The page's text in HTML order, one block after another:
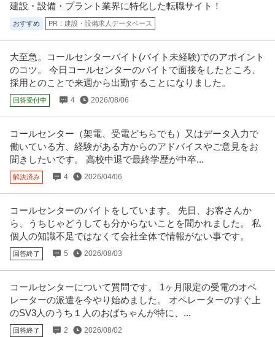
プロデューサー・ディレクター ／ アニメ宣伝プロデューサー／総
合エンタメ企業でのオリジナルアニメ宣伝業務
株式会社KADOKAWA
年収800万円〜1,000万円
【職種】テレビ・放送・映像・音響＞プロデューサー・ディレクター 【業
種】マスコミ・メディア＞テレビ…続きを見る
残業ほぼなし／聖効グループの安定基盤
聖効貿易株式会社
正社員 土日休み 18時前退社 語学を活かせる
年収400万円〜500万円
【職種】管理＞国際・貿易業務 【業種】メーカー＞その他 ※会員属性などに
提供：ビズリーチ
この条件の求人をもっと見る
建設・設備・プラント業界に特化した転職サイト！
おすすめ PR：建設・設備求人データベース
大至急。コールセンターバイト(バイト未経験)でのアポイント
のコツ。 今日コールセンターのバイトで面接をしたところ、
採用とのことで来週から出勤することになりました。
回答受付中 4 2026/08/06
コールセンター（架電、受電どちらでも）又はデータ入力で
働いている方、経験がある方からのアドバイスやご意見をお
聞きしたいです。 高校中退で最終学歴が中卒...
解決済み 4 2026/04/06
コールセンターのバイトをしています。 先日、お客さんか
ら、うちじゃどうしても分からないことを聞かれました。 私
個人の知識不足ではなくて会社全体で情報がない事です。
回答終了 5 2026/08/03
コールセンターについて質問です。 1ヶ月限定の受電のオペ
レーターの派遣を今やり始めました。 オペレーターのすぐ上
のSV3人のうち１人のおばちゃんが特に、...
回答終了 2 2026/08/02